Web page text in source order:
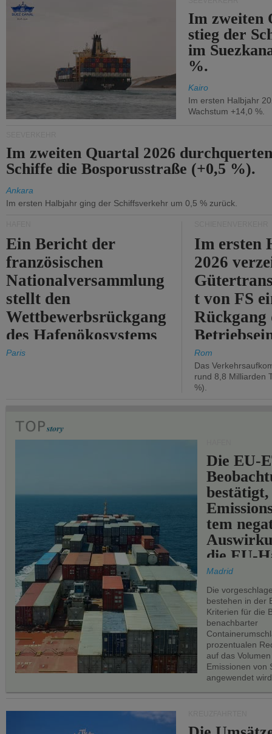
Im zweiten
stieg der
im
%.
Kairo
Im ersten Halbjahr
Wachstum +14,0 %.
Im zweiten Quartal 2026
Schiffe die Bosporusstraße (+0,5 %).
Ankara
Im ersten Halbjahr ging der Schiffsverkehr um 0,5 % zurück.
Ein Bericht der
französischen
Nationalversammlung
stellt den
Wettbewerbsrückgang
des Hafenökosystems
des Staates fest.
Paris
Im ersten
2026
t von FS
Rückgang
um 2,7 %.
Rom
Das
rund 8,8 Milliarden
%).
Die EU-
bestätigt,
tem
die EU-
Madrid
Die
bestehen in der
Kriterien für die
benachbarter
prozentualen
auf das
Emissionen von
angewendet